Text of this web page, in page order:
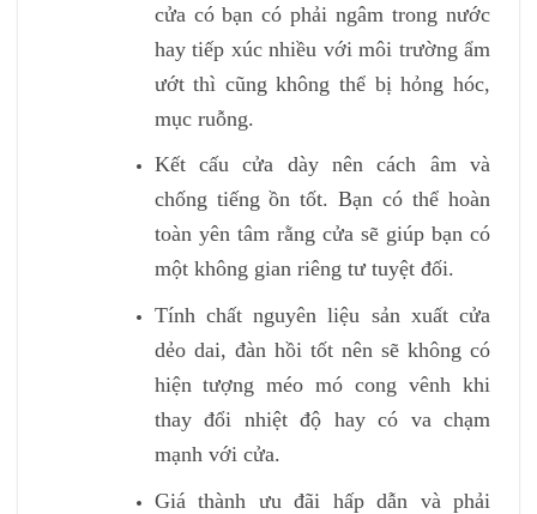
cửa có bạn có phải ngâm trong nước
hay tiếp xúc nhiều với môi trường ẩm
ướt thì cũng không thể bị hỏng hóc,
mục ruỗng.
Kết cấu cửa dày nên cách âm và
chống tiếng ồn tốt. Bạn có thể hoàn
toàn yên tâm rằng cửa sẽ giúp bạn có
một không gian riêng tư tuyệt đối.
Tính chất nguyên liệu sản xuất cửa
dẻo dai, đàn hồi tốt nên sẽ không có
hiện tượng méo mó cong vênh khi
thay đổi nhiệt độ hay có va chạm
mạnh với cửa.
Giá thành ưu đãi hấp dẫn và phải